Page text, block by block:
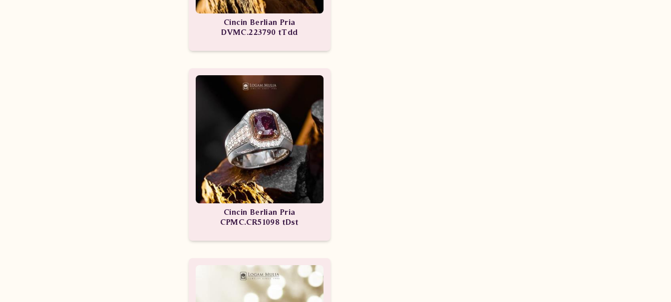
Cincin Berlian Pria
DVMC.223790 tTdd
Cincin Berlian Pria
CPMC.CR51098 tDst